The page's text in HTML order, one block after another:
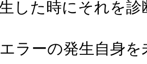
した時にそれを診
ラーの発生自身を